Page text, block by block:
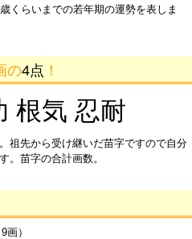
くらいまでの若年期の運勢を表しま
の4点 ！
根気 忍耐
祖先から受け継いだ苗字ですので自分
。苗字の合計画数。
）